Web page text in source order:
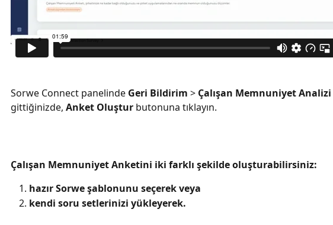
Sorwe Connect panelinde Geri Bildirim > Çalışan Memnuniyet Analizi
gittiğinizde, Anket Oluştur butonuna tıklayın.
Çalışan Memnuniyet Anketini iki farklı şekilde oluşturabilirsiniz:
hazır Sorwe şablonunu seçerek veya
kendi soru setlerinizi yükleyerek.